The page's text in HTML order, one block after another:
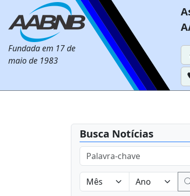
Fundada em 17 de
maio de 1983
Busca Notícias